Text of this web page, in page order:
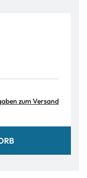
zum Versand